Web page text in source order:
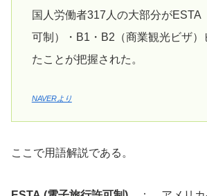
国人労働者317人の大部分がESTA
可制）・B1・B2（商業観光ビザ）
たことが把握された。
NAVERより
ここで用語解説である。